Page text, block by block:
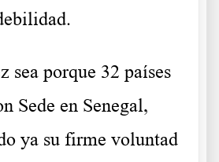
porque 32 países
Sede en Senegal,
ya su firme voluntad